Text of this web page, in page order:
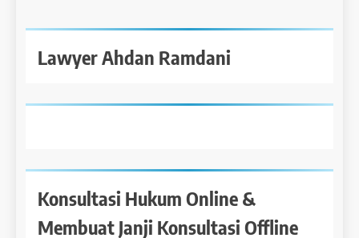
Lawyer Ahdan Ramdani
Konsultasi Hukum Online &
Membuat Janji Konsultasi Offline